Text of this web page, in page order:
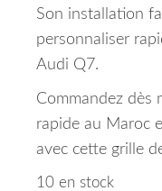
Son installation
personnaliser
Audi Q7.
Commandez dès
rapide au Maroc
avec cette grille
10 en stock